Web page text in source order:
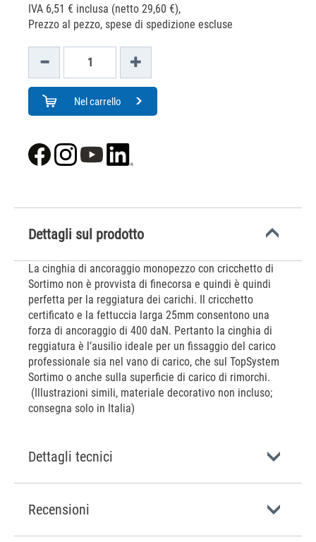
IVA 6,51 € inclusa (netto 29,60 €),
Prezzo al pezzo, spese di spedizione escluse
Nel carrello
Dettagli sul prodotto
​​​​​​​La cinghia di ancoraggio monopezzo con cricchetto di
Sortimo non è provvista di finecorsa e quindi è quindi
perfetta per la reggiatura dei carichi. Il cricchetto
certificato e la fettuccia larga 25mm consentono una
forza di ancoraggio di 400 daN. Pertanto la cinghia di
reggiatura è l’ausilio ideale per un fissaggio del carico
professionale sia nel vano di carico, che sul TopSystem
Sortimo o anche sulla superficie di carico di rimorchi.
(Illustrazioni simili, materiale decorativo non incluso;
consegna solo in Italia)
Dettagli tecnici
Recensioni